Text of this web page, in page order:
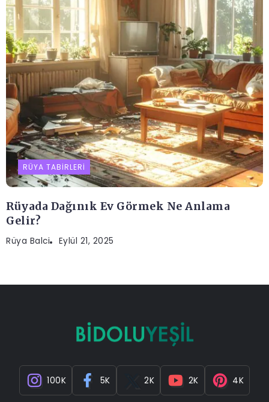
RÜYA TABIRLERI
Rüyada Dağınık Ev Görmek Ne Anlama
Gelir?
Rüya Balci Eylül 21, 2025
100K 5K 2K 2K 4K